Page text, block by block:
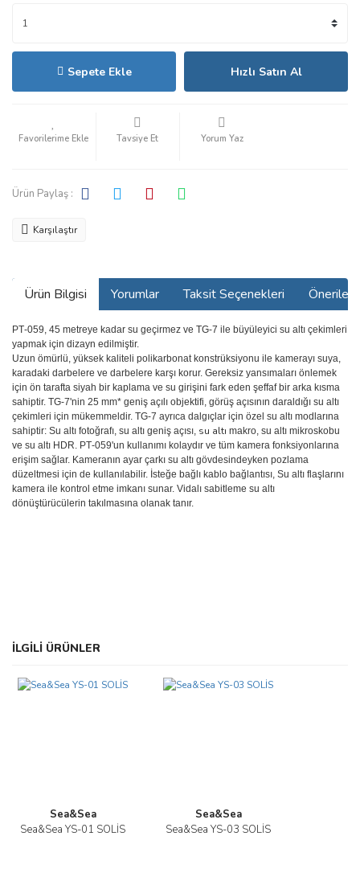
Sepete Ekle Hızlı Satın Al
Tavsiye Et Yorum Yaz
Ürün Paylaş :
Karşılaştır
Ürün Bilgisi Yorumlar Taksit Seçenekleri
PT‑059, 45 metreye kadar su geçirmez ve TG‑7 ile büyüleyici su altı çekimleri
yapmak için dizayn edilmiştir.
Uzun ömürlü, yüksek kaliteli polikarbonat konstrüksiyonu ile kamerayı suya,
karadaki darbelere ve darbelere karşı korur. Gereksiz yansımaları önlemek
için ön tarafta siyah bir kaplama ve su girişini fark eden şeffaf bir arka kısma
sahiptir. TG‑7'nin 25 mm* geniş açılı objektifi, görüş açısının daraldığı su altı
çekimleri için mükemmeldir. TG‑7 ayrıca dalgıçlar için özel su altı modlarına
sahiptir: Su altı fotoğrafı, su altı geniş açısı, su altı makro, su altı mikroskobu
ve su altı HDR. PT‑059'un kullanımı kolaydır ve tüm kamera fonksiyonlarına
erişim sağlar. Kameranın ayar çarkı su altı gövdesindeyken pozlama
düzeltmesi için de kullanılabilir. İsteğe bağlı kablo bağlantısı, Su altı flaşlarını
kamera ile kontrol etme imkanı sunar. Vidalı sabitleme su altı
dönüştürücülerin takılmasına olanak tanır.
Bu ürünün fiyat bilgisi, resim, ürün açıklamalarında ve diğer
konularda yetersiz gördüğünüz noktaları öneri formunu kullanarak
Görüş ve önerileriniz için teşekkür ederiz.
Bu ürüne benzer farklı alternatifler olmalı.
İLGİLİ ÜRÜNLER
Sea&Sea
Sea&Sea YS-01 SOLİS
Sea&Sea
Sea&Sea YS-03 SOLİS